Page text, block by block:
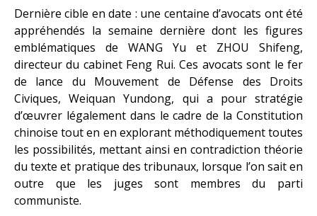
Dernière cible en date : une centaine d’avocats ont été
appréhendés la semaine dernière dont les figures
emblématiques de WANG Yu et ZHOU Shifeng,
directeur du cabinet Feng Rui. Ces avocats sont le fer
de lance du Mouvement de Défense des Droits
Civiques, Weiquan Yundong, qui a pour stratégie
d’œuvrer légalement dans le cadre de la Constitution
chinoise tout en en explorant méthodiquement toutes
les possibilités, mettant ainsi en contradiction théorie
du texte et pratique des tribunaux, lorsque l’on sait en
outre que les juges sont membres du parti
communiste.